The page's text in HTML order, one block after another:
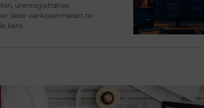
urenregistraties,
deze werkzaamheden te
kans